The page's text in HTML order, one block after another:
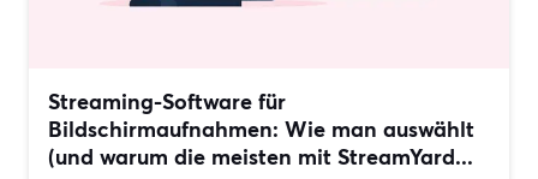
Streaming-Software für
Bildschirmaufnahmen: Wie man auswählt
(und warum die meisten mit StreamYard...